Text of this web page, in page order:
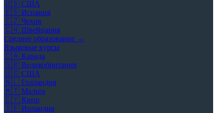
🇺🇸 США
🇪🇸 Испания
🇨🇿 Чехия
🇨🇭 Швейцария
Среднее образование →
Языковые курсы
🇨🇦 Канада
🇬🇧 Великобритания
🇺🇸 США
🇳🇱 Голландия
🇲🇹 Мальта
🇨🇾 Кипр
🇮🇪 Ирландия